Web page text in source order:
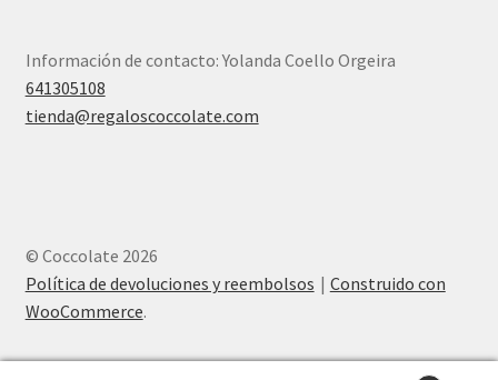
Información de contacto: Yolanda Coello Orgeira
641305108
tienda@regaloscoccolate.com
© Coccolate 2026
Política de devoluciones y reembolsos
Construido con
WooCommerce.